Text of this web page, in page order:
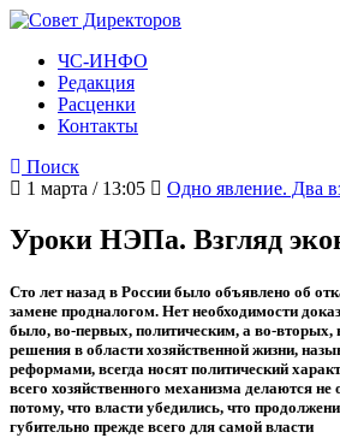
ЧС-ИНФО
Редакция
Расценки
Контакты
Поиск
1 марта / 13:05
Одно явление. Два
Уроки НЭПа. Взгляд
Сто лет назад в России было объявлено об
замене продналогом. Нет необходимости
было, во-первых, политическим, а во-
решения в области хозяйственной жизни,
реформами, всегда носят политический
всего хозяйственного механизма делаются
потому, что власти убедились, что
губительно прежде всего для самой власти